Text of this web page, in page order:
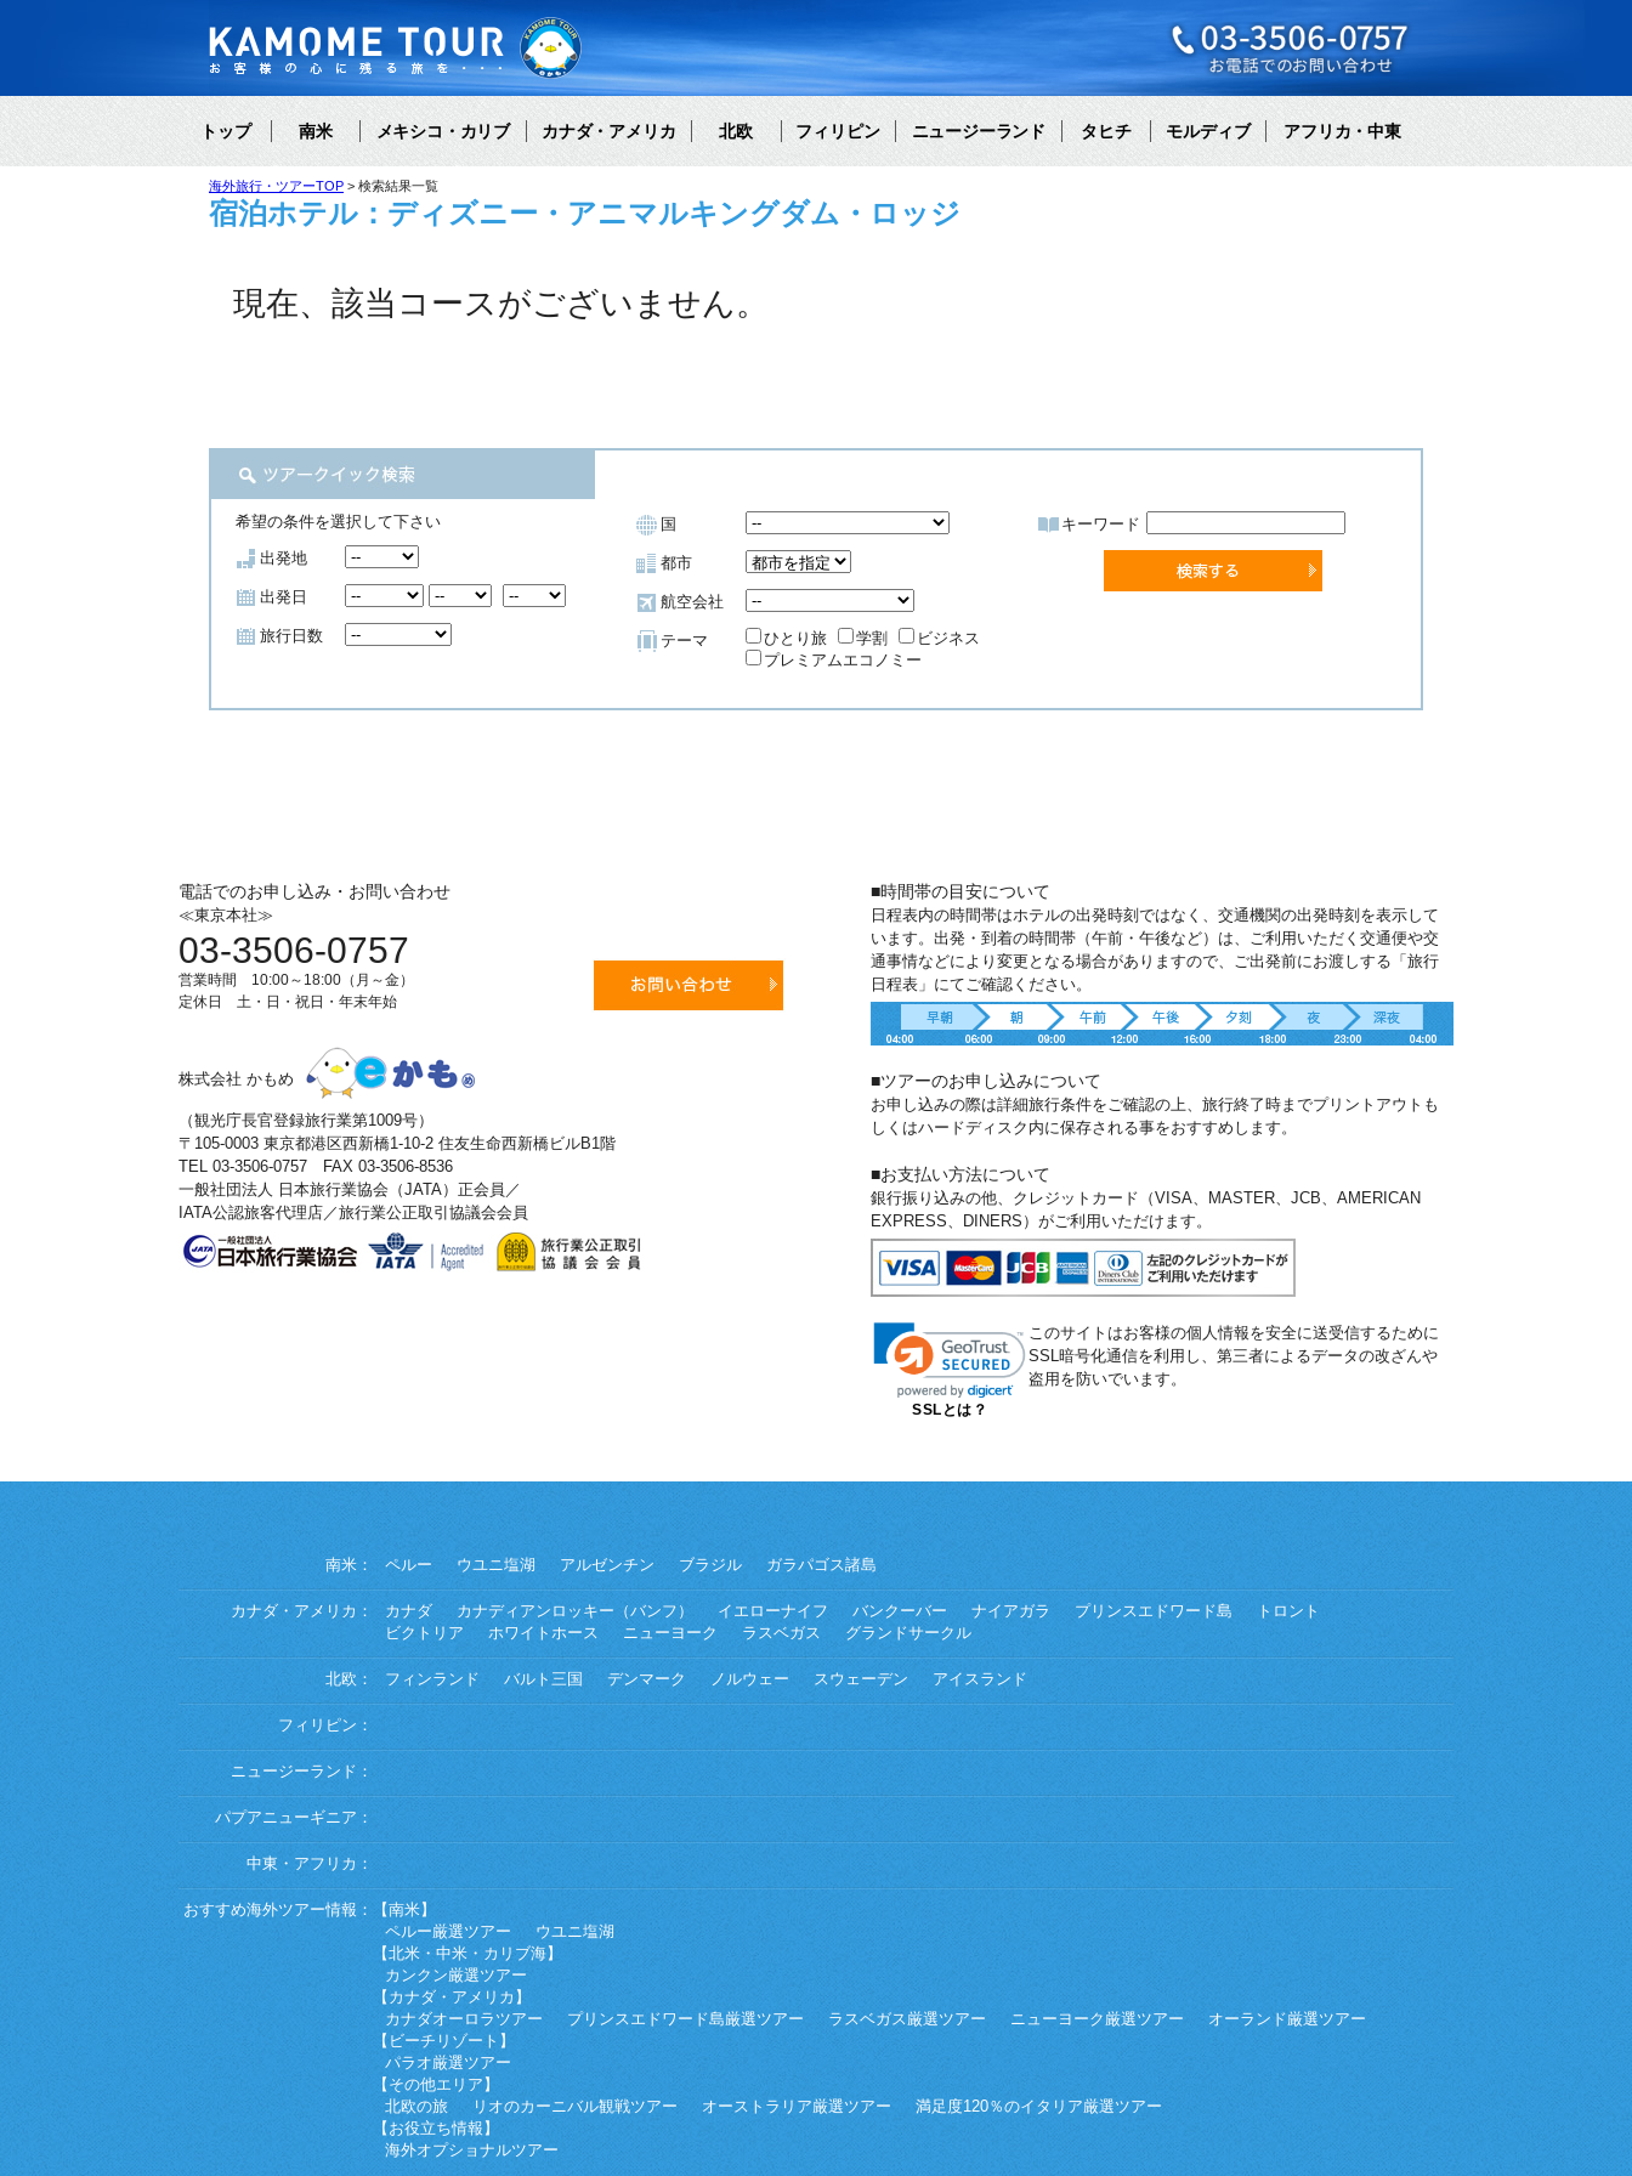
トップ 南米 メキシコ・カリブ カナダ・アメリカ 北欧 フィリピン ニュージーランド タヒチ モルディブ アフリカ・中東
海外旅行・ツアーTOP 検索結果一覧
宿泊ホテル：ディズニー・アニマルキングダム・ロッジ
現在、該当コースがございません。
希望の条件を選択して下さい
出発地
出発日
旅行日数
国
都市
航空会社
テーマ ひとり旅 学割
ビジネス
プレミアムエコノミー
キーワード
電話でのお申し込み・お問い合わせ
≪東京本社≫
03-3506-0757
営業時間 10:00～18:00（月～金）
定休日 土・日・祝日・年末年始
株式会社 かもめ
（観光庁長官登録旅行業第1009号）
〒105-0003 東京都港区西新橋1-10-2 住友生命西新橋ビルB1階
TEL 03-3506-0757 FAX 03-3506-8536
一般社団法人 日本旅行業協会（JATA）正会員／
IATA公認旅客代理店／旅行業公正取引協議会会員
■時間帯の目安について
日程表内の時間帯はホテルの出発時刻ではなく、交通機関の出発時刻を表示して
います。出発・到着の時間帯（午前・午後など）は、ご利用いただく交通便や交
通事情などにより変更となる場合がありますので、ご出発前にお渡しする「旅行
日程表」にてご確認ください。
■ツアーのお申し込みについて
お申し込みの際は詳細旅行条件をご確認の上、旅行終了時までプリントアウトも
しくはハードディスク内に保存される事をおすすめします。
■お支払い方法について
銀行振り込みの他、クレジットカード（VISA、MASTER、JCB、AMERICAN
EXPRESS、DINERS）がご利用いただけます。
SSLとは？
このサイトはお客様の個人情報を安全に送受信するために
SSL暗号化通信を利用し、第三者によるデータの改ざんや
盗用を防いでいます。
南米： ペルー ウユニ塩湖 アルゼンチン ブラジル ガラパゴス諸島
カナダ・アメリカ： カナダ カナディアンロッキー（バンフ） イエローナイフ バンクーバー ナイアガラ プリンスエドワード島
トロント
ビクトリア
ホワイトホース ニューヨーク ラスベガス グランドサークル
北欧： フィンランド バルト三国 デンマーク ノルウェー スウェーデン アイスランド
フィリピン：
ニュージーランド：
パプアニューギニア：
中東・アフリカ：
おすすめ海外ツアー情報：
【南米】
ペルー厳選ツアー
ウユニ塩湖
【北米・中米・カリブ海】
カンクン厳選ツアー
【カナダ・アメリカ】
カナダオーロラツアー
プリンスエドワード島厳選ツアー ラスベガス厳選ツアー ニューヨーク厳選ツアー
オーランド厳選ツアー
【ビーチリゾート】
パラオ厳選ツアー
【その他エリア】
北欧の旅
リオのカーニバル観戦ツアー オーストラリア厳選ツアー
満足度120％のイタリア厳選ツアー
【お役立ち情報】
海外オプショナルツアー